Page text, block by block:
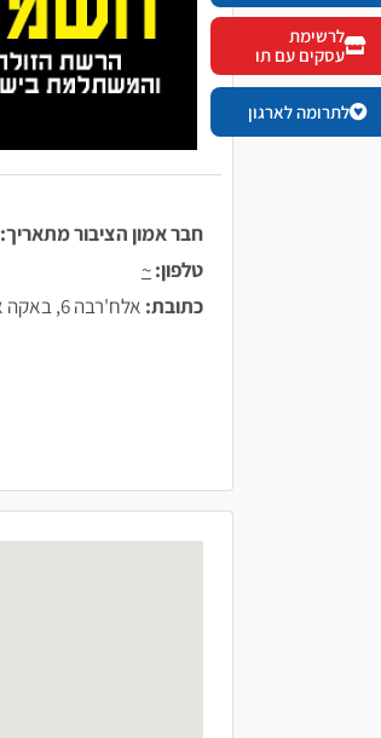
חבר אמון הציבור מתאריך:
טלפון:~
כתובת: אלח'רבה 6, באקה אל-גרביה
לתרומה לארגון
לרשימת
עסקים עם תו